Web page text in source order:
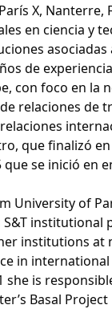
X, Nanterre,
en ciencia y
asociadas
de
con foco en la
relaciones de
que finalizó
se inició en
University of
S&T institutional
institutions at
in
she is
Basal Project